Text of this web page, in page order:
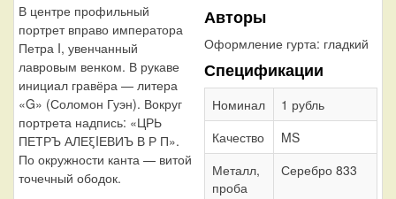
В центре профильный
портрет вправо императора
Петра I, увенчанный
лавровым венком. В рукаве
инициал гравёра — литера
«G» (Соломон Гуэн). Вокруг
портрета надпись: «ЦРЬ
ПЕТРЪ АЛЕξIЕВИЪ В Р П».
По окружности канта — витой
точечный ободок.
Авторы
Оформление гурта: гладкий
Спецификации
Номинал
1 рубль
Качество
MS
Металл,
проба
Серебро 833